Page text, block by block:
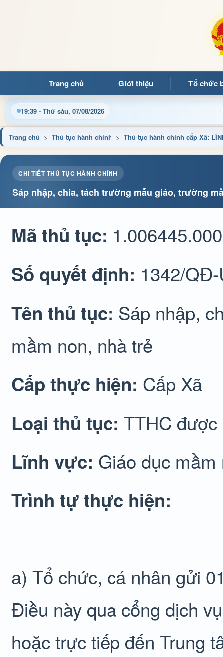
Trang chủ Giới thiệu Tổ chức
19:39 - Thứ sáu, 07/08/2026
đọc đến với Trang thông tin điện tử xã Mường Ảng
Trang chủ > Thủ tục hành chính > Thủ tục hành chính cấp Xã:
CHI TIẾT THỦ TỤC HÀNH CHÍNH
Sáp nhập, chia, tách trường mẫu giáo, trường
Mã thủ tục:
Số quyết định: 1342/
Tên thủ tục: Sáp nhập,
mầm non, nhà trẻ
Cấp thực hiện: Cấp Xã
Loại thủ tục: TTHC được
Lĩnh vực: Giáo dục mầm
Trình tự thực hiện:
a) Tổ chức, cá nhân gửi
Điều này qua cổng dịch
hoặc trực tiếp đến Trung